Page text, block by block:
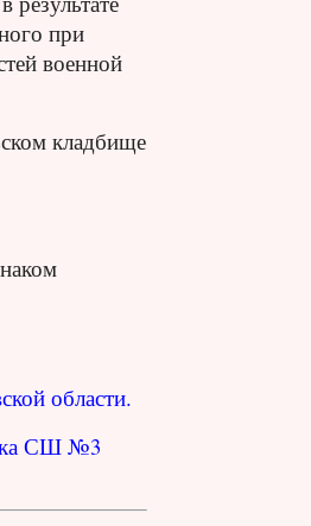
при
военной
кладбище
области.
СШ №3